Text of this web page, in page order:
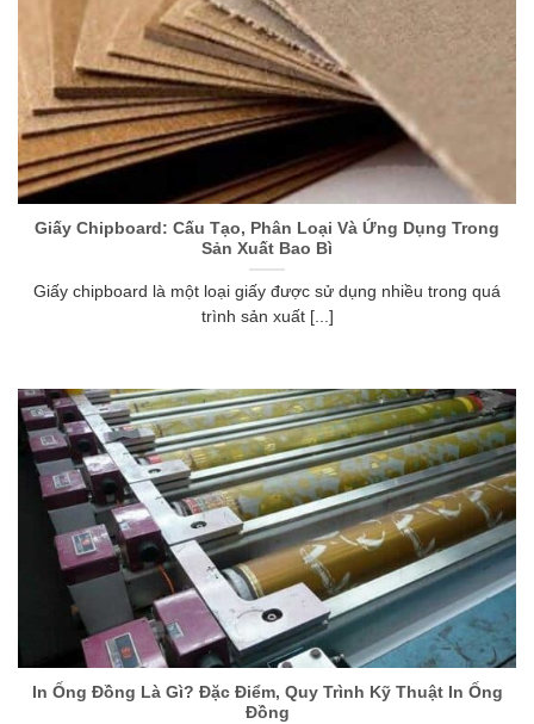
Giấy Chipboard: Cấu Tạo, Phân Loại Và Ứng Dụng Trong
Sản Xuất Bao Bì
Giấy chipboard là một loại giấy được sử dụng nhiều trong quá
trình sản xuất [...]
In Ống Đồng Là Gì? Đặc Điểm, Quy Trình Kỹ Thuật In Ống
Đồng